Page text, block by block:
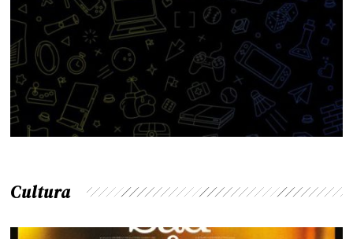
Cultura